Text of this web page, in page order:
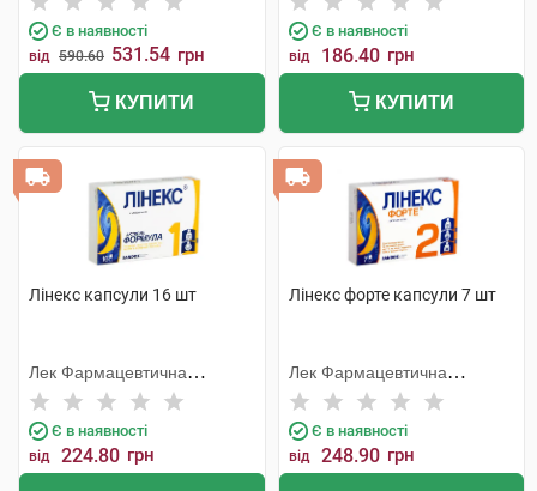
Є в наявності
від 590.60 531.54 грн
КУПИТИ
Є в наявності
від 186.40 грн
КУПИТИ
Лінекс капсули 16 шт
Лек Фармацевтична
компанія
Є в наявності
від 224.80 грн
Лінекс форте капсули 7 шт
Лек Фармацевтична
компанія
Є в наявності
від 248.90 грн